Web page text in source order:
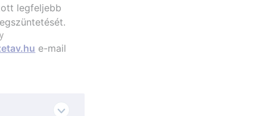
legfeljebb
e-mail